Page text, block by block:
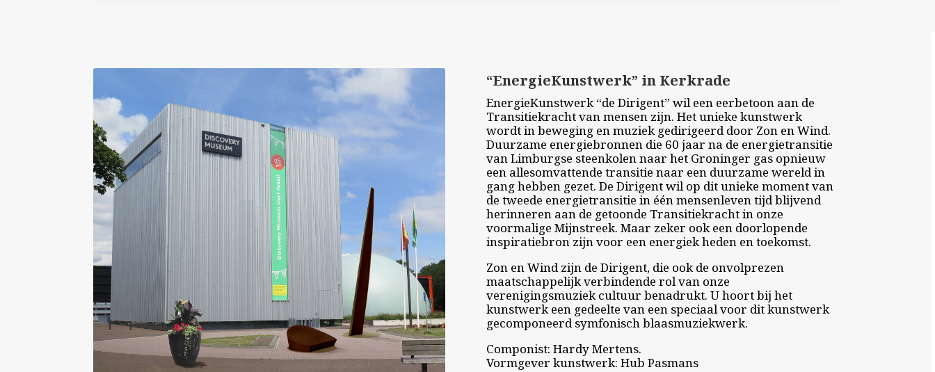
“EnergieKunstwerk” in Kerkrade
EnergieKunstwerk “de Dirigent” wil een eerbetoon aan de
Transitiekracht van mensen zijn. Het unieke kunstwerk
wordt in beweging en muziek gedirigeerd door Zon en Wind.
Duurzame energiebronnen die 60 jaar na de energietransitie
van Limburgse steenkolen naar het Groninger gas opnieuw
een allesomvattende transitie naar een duurzame wereld in
gang hebben gezet. De Dirigent wil op dit unieke moment van
de tweede energietransitie in één mensenleven tijd blijvend
herinneren aan de getoonde Transitiekracht in onze
voormalige Mijnstreek. Maar zeker ook een doorlopende
inspiratiebron zijn voor een energiek heden en toekomst.
Zon en Wind zijn de Dirigent, die ook de onvolprezen
maatschappelijk verbindende rol van onze
verenigingsmuziek cultuur benadrukt. U hoort bij het
kunstwerk een gedeelte van een speciaal voor dit kunstwerk
gecomponeerd symfonisch blaasmuziekwerk.
Componist: Hardy Mertens.
Vormgever kunstwerk: Hub Pasmans